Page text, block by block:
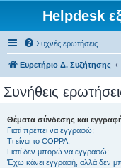
Helpdesk
Συχνές ερωτήσεις
Ευρετήριο Δ. Συζήτησης
Συνήθεις
Θέματα σύνδεσης και
Γιατί πρέπει να εγγραφώ;
Τι είναι το COPPA;
Γιατί δεν μπορώ να εγγραφώ;
Έχω κάνει εγγραφή, αλλά δεν